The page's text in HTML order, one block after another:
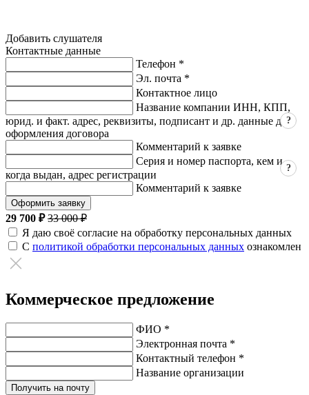
Добавить слушателя
Контактные данные
Телефон *
Эл. почта *
Контактное лицо
Название компании ИНН, КПП,
юрид. и факт. адрес, реквизиты, подписант и др. данные для
оформления договора
?
Комментарий к заявке
Серия и номер паспорта, кем и
когда выдан, адрес регистрации
?
Комментарий к заявке
Оформить заявку
29 700 ₽ 33 000 ₽
Я даю своё согласие на обработку персональных данных
С политикой обработки персональных данных ознакомлен
Коммерческое предложение
ФИО *
Электронная почта *
Контактный телефон *
Название организации
Получить на почту